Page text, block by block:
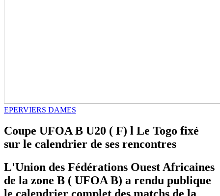
EPERVIERS DAMES
Coupe UFOA B U20 ( F) l Le Togo fixé
sur le calendrier de ses rencontres
L'Union des Fédérations Ouest Africaines
de la zone B ( UFOA B) a rendu publique